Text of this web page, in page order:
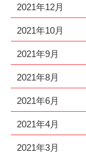
2021年12月
2021年10月
2021年9月
2021年8月
2021年6月
2021年4月
2021年3月